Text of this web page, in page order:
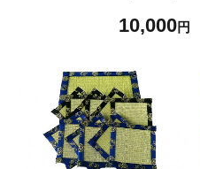
10,000円